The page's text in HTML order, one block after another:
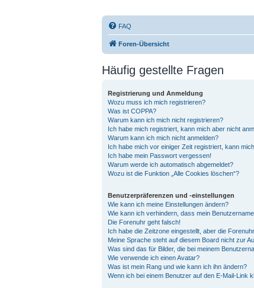
FAQ
Foren-Übersicht
Häufig gestellte Fragen
Registrierung und Anmeldung
Wozu muss ich mich registrieren?
Was ist COPPA?
Warum kann ich mich nicht registrieren?
Ich habe mich registriert, kann mich aber nicht
Warum kann ich mich nicht anmelden?
Ich habe mich vor einiger Zeit registriert, kann
Ich habe mein Passwort vergessen!
Warum werde ich automatisch abgemeldet?
Wozu ist die Funktion „Alle Cookies löschen“?
Benutzerpräferenzen und -einstellungen
Wie kann ich meine Einstellungen ändern?
Wie kann ich verhindern, dass mein
Die Forenuhr geht falsch!
Ich habe die Zeitzone eingestellt, aber die
Meine Sprache steht auf diesem Board nicht zur
Was sind das für Bilder, die bei meinem
Wie verwende ich einen Avatar?
Was ist mein Rang und wie kann ich ihn ändern?
Wenn ich bei einem Benutzer auf den E-Mail-Link